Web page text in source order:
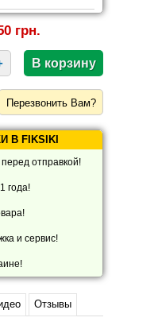
грн.
Перезвонить Вам?
В FIKSIKI
отправкой!
года!
и сервис!
Отзывы